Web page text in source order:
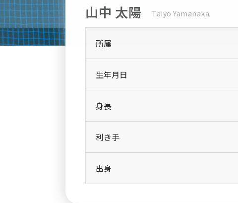
山中 太陽 Taiyo Yamanaka
所属
生年月日
身長
利き手
出身